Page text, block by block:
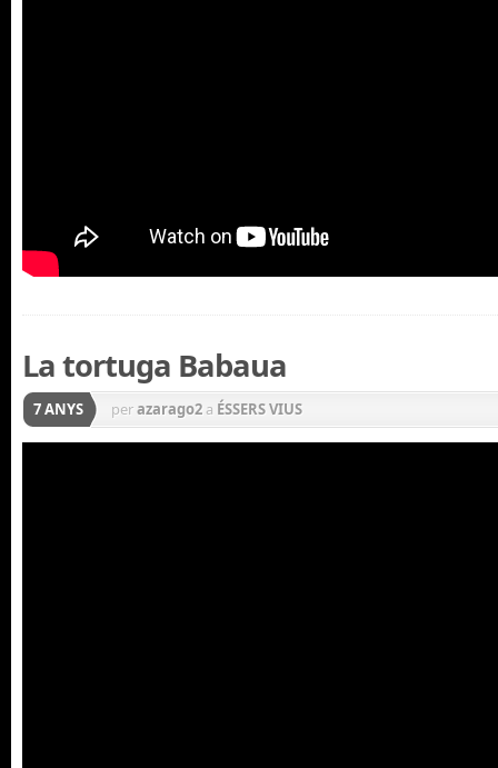
La tortuga Babaua
7 ANYS perazarago2 a ÉSSERS VIUS